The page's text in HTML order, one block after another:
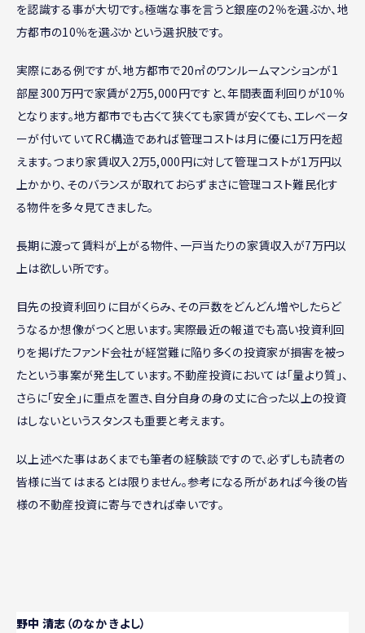
を認識する事が大切です。極端な事を言うと銀座の2％を選ぶか、地
方都市の10％を選ぶかという選択肢です。
実際にある例ですが、地方都市で20㎡のワンルームマンションが1
部屋300万円で家賃が2万5,000円ですと、年間表面利回りが10％
となります。地方都市でも古くて狭くても家賃が安くても、エレベータ
ーが付いていてRC構造であれば管理コストは月に優に1万円を超
えます。つまり家賃収入2万5,000円に対して管理コストが1万円以
上かかり、そのバランスが取れておらずまさに管理コスト難民化す
る物件を多々見てきました。
長期に渡って賃料が上がる物件、一戸当たりの家賃収入が7万円以
上は欲しい所です。
目先の投資利回りに目がくらみ、その戸数をどんどん増やしたらど
うなるか想像がつくと思います。実際最近の報道でも高い投資利回
りを掲げたファンド会社が経営難に陥り多くの投資家が損害を被っ
たという事案が発生しています。不動産投資においては「量より質」、
さらに「安全」に重点を置き、自分自身の身の丈に合った以上の投資
はしないというスタンスも重要と考えます。
以上述べた事はあくまでも筆者の経験談ですので、必ずしも読者の
皆様に当てはまるとは限りません。参考になる所があれば今後の皆
様の不動産投資に寄与できれば幸いです。
野中 清志 （のなか きよし）